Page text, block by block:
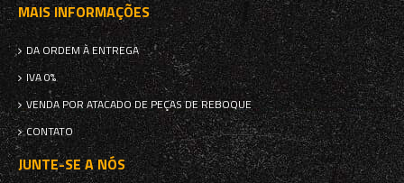
MAIS INFORMAÇÕES
DA ORDEM À ENTREGA
IVA 0%
VENDA POR ATACADO DE PEÇAS DE REBOQUE
CONTATO
JUNTE-SE A NÓS